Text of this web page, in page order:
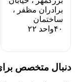
برادران مظفر ،
ساختمان
۴۰واحد ۲۲
دنبال متخصص